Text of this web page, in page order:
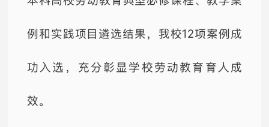
例和实践项目遴选结果，我校12项案例成
功入选，充分彰显学校劳动教育育人成
效。